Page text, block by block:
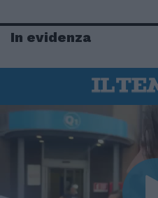
In evidenza